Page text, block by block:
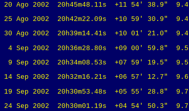
20 Ago 2002 20h45m48.11s +11 54' 38.9" 9.4
25 Ago 2002 20h42m22.09s +10 59' 30.9" 9.4
30 Ago 2002 20h39m14.41s +10 01' 21.0" 9.4
4 Sep 2002 20h36m28.80s +09 00' 59.8" 9.5
9 Sep 2002 20h34m08.53s +07 59' 19.5" 9.5
14 Sep 2002 20h32m16.21s +06 57' 12.7" 9.6
19 Sep 2002 20h30m53.48s +05 55' 28.8" 9.7
24 Sep 2002 20h30m01.19s +04 54' 50.3" 9.7